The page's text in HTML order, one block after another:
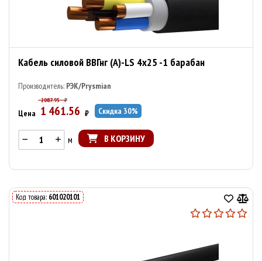
Кабель силовой ВВГнг (А)-LS 4х25 -1 барабан
Производитель: РЭК/Prysmian
2087.95 ₽
Цена 1 461.56 ₽ Скидка 30%
м В КОРЗИНУ
Код товара: 601020101